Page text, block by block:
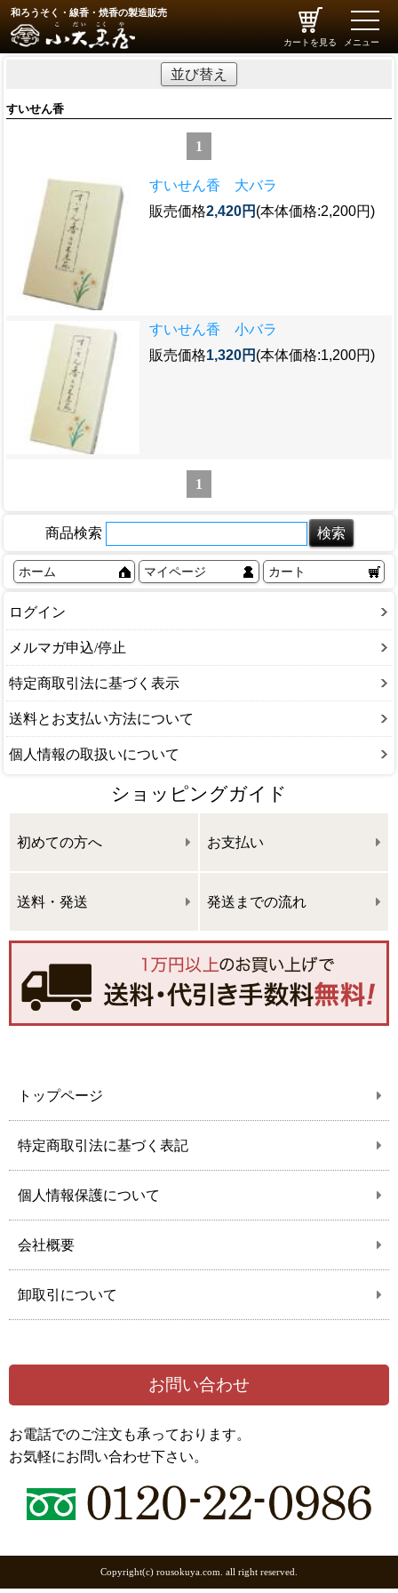
和ろうそく・線香・焼香の製造販売
カートを見る
toggle
メニュー
並び替え
すいせん香
1
すいせん香 大バラ
販売価格2,420円 (本体価格:2,200円)
すいせん香 小バラ
販売価格1,320円 (本体価格:1,200円)
1
商品検索
ホーム マイページ カート
ログイン
メルマガ申込/停止
特定商取引法に基づく表示
送料とお支払い方法について
個人情報の取扱いについて
ショッピングガイド
初めての方へ お支払い
送料・発送 発送までの流れ
トップページ
特定商取引法に基づく表記
個人情報保護について
会社概要
卸取引について
お問い合わせ
お電話でのご注文も承っております。
お気軽にお問い合わせ下さい。
Copyright(c) rousokuya.com. all right reserved.